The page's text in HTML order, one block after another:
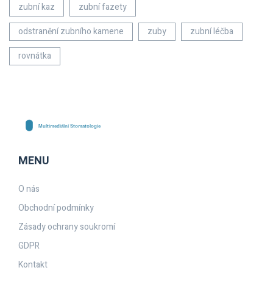
zubní kaz
zubní fazety
odstranění zubního kamene
zuby
zubní léčba
rovnátka
MENU
O nás
Obchodní podmínky
Zásady ochrany soukromí
GDPR
Kontakt